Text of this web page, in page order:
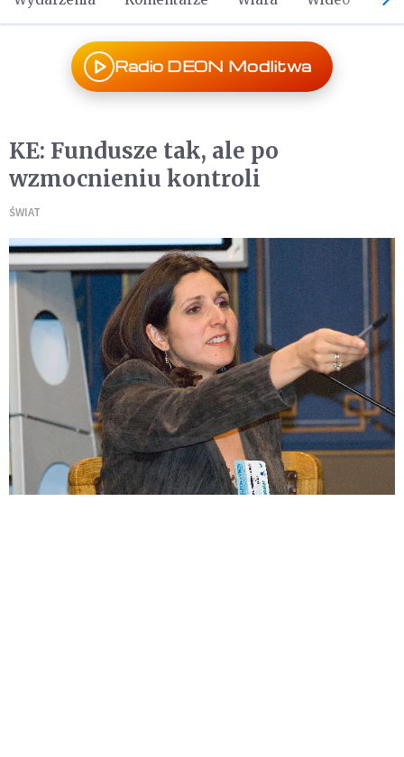
Radio DEON Modlitwa
KE: Fundusze tak, ale po
wzmocnieniu kontroli
ŚWIAT